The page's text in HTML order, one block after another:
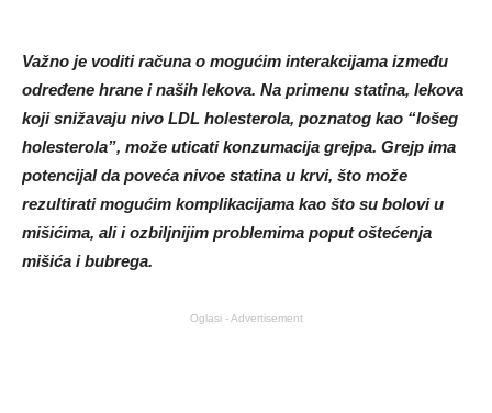
Važno je voditi računa o mogućim interakcijama između
određene hrane i naših lekova. Na primenu statina, lekova
koji snižavaju nivo LDL holesterola, poznatog kao “lošeg
holesterola”, može uticati konzumacija grejpa. Grejp ima
potencijal da poveća nivoe statina u krvi, što može
rezultirati mogućim komplikacijama kao što su bolovi u
mišićima, ali i ozbiljnijim problemima poput oštećenja
mišića i bubrega.
Oglasi - Advertisement